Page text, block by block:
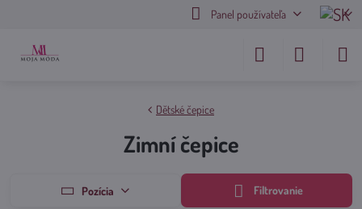
Panel používateľa
Dětské čepice
Zimní čepice
Pozícia Filtrovanie